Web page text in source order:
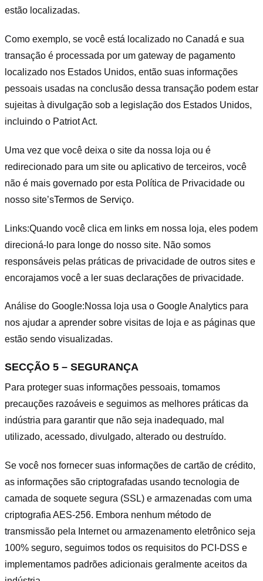
estão localizadas.
Como exemplo, se você está localizado no Canadá e sua
transação é processada por um gateway de pagamento
localizado nos Estados Unidos, então suas informações
pessoais usadas na conclusão dessa transação podem estar
sujeitas à divulgação sob a legislação dos Estados Unidos,
incluindo o Patriot Act.
Uma vez que você deixa o site da nossa loja ou é
redirecionado para um site ou aplicativo de terceiros, você
não é mais governado por esta Política de Privacidade ou
nosso site’sTermos de Serviço.
Links:Quando você clica em links em nossa loja, eles podem
direcioná-lo para longe do nosso site. Não somos
responsáveis pelas práticas de privacidade de outros sites e
encorajamos você a ler suas declarações de privacidade.
Análise do Google:Nossa loja usa o Google Analytics para
nos ajudar a aprender sobre visitas de loja e as páginas que
estão sendo visualizadas.
SECÇÃO 5 – SEGURANÇA
Para proteger suas informações pessoais, tomamos
precauções razoáveis e seguimos as melhores práticas da
indústria para garantir que não seja inadequado, mal
utilizado, acessado, divulgado, alterado ou destruído.
Se você nos fornecer suas informações de cartão de crédito,
as informações são criptografadas usando tecnologia de
camada de soquete segura (SSL) e armazenadas com uma
criptografia AES-256. Embora nenhum método de
transmissão pela Internet ou armazenamento eletrônico seja
100% seguro, seguimos todos os requisitos do PCI-DSS e
implementamos padrões adicionais geralmente aceitos da